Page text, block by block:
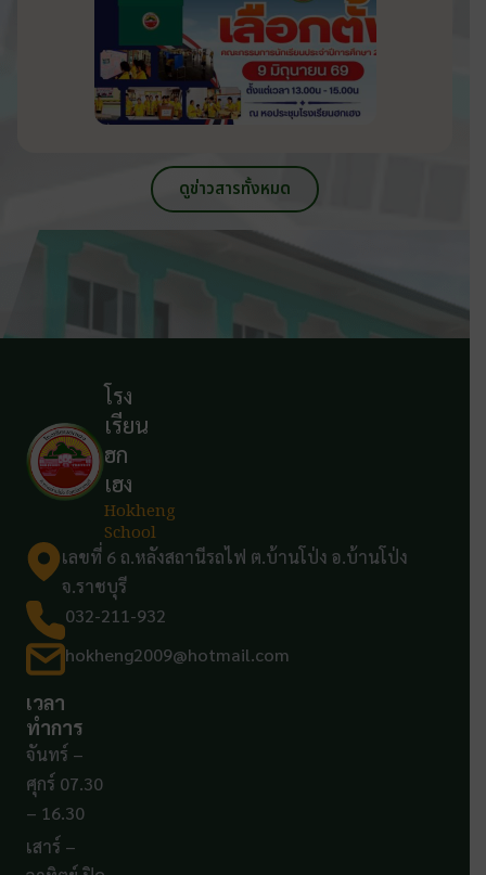
ดูข่าวสารทั้งหมด
โรง
เรียน
ฮก
เฮง
Hokheng
School
เลขที่ 6 ถ.หลังสถานีรถไฟ ต.บ้านโป่ง อ.บ้านโป่ง
จ.ราชบุรี
032-211-932
hokheng2009@hotmail.com
เวลา
ทำการ
จันทร์ –
ศุกร์ 07.30
– 16.30
เสาร์ –